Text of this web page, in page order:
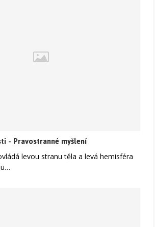
- Pravostranné myšlení
levou stranu těla a levá hemisféra